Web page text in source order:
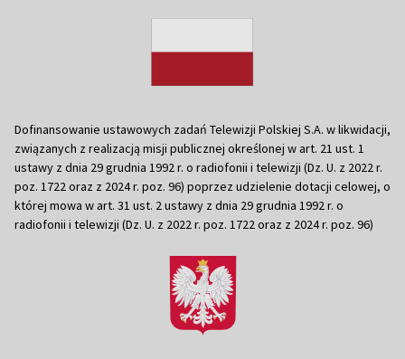
Dofinansowanie ustawowych zadań Telewizji Polskiej S.A. w likwidacji,
związanych z realizacją misji publicznej określonej w art. 21 ust. 1
ustawy z dnia 29 grudnia 1992 r. o radiofonii i telewizji (Dz. U. z 2022 r.
poz. 1722 oraz z 2024 r. poz. 96) poprzez udzielenie dotacji celowej, o
której mowa w art. 31 ust. 2 ustawy z dnia 29 grudnia 1992 r. o
radiofonii i telewizji (Dz. U. z 2022 r. poz. 1722 oraz z 2024 r. poz. 96)